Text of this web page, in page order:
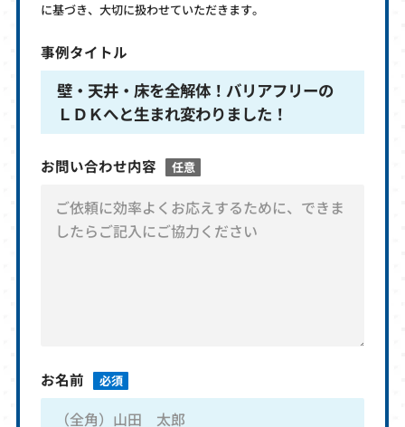
に基づき、大切に扱わせていただきます。
事例タイトル
壁・天井・床を全解体！バリアフリーの
ＬＤＫへと生まれ変わりました！
お問い合わせ内容 任意
お名前 必須